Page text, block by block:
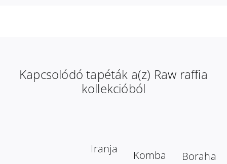
Kapcsolódó tapéták a(z) Raw raffia
kollekcióból
Iranja Komba Boraha